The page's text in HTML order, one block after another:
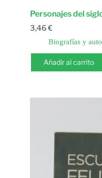
Personajes del
3,46€
Biografías y
Añadir al carrito